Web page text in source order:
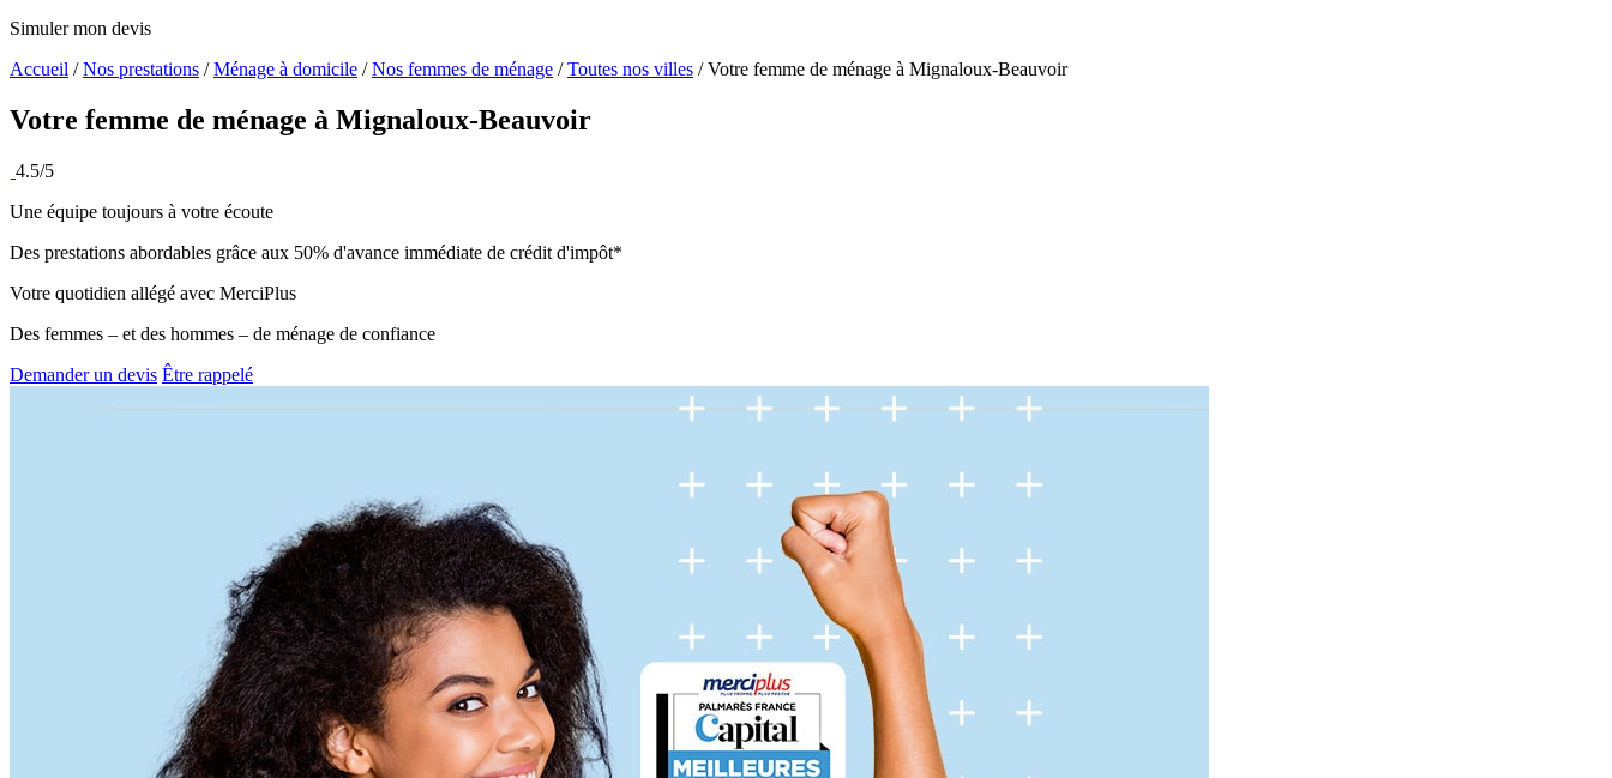
Simuler mon devis
Accueil /Nos prestations /Ménage à domicile /Nos femmes de ménage /Toutes nos villes /Votre femme de ménage à Mignaloux-Beauvoir
Votre femme de ménage à Mignaloux-Beauvoir
4.5/5
Une équipe toujours à votre écoute
Des prestations abordables grâce aux 50% d'avance immédiate de crédit d'impôt*
Votre quotidien allégé avec MerciPlus
Des femmes – et des hommes – de ménage de confiance
Demander un devis Être rappelé